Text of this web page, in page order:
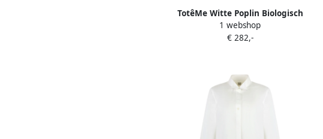
TotêMe Witte Poplin Biologisch
Katoenen Blouse White Dames
1 webshop
€ 282,-